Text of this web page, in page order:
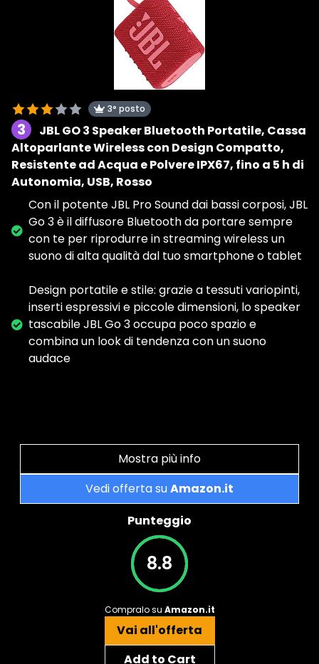
3° posto
3
JBL GO 3 Speaker Bluetooth Portatile, Cassa
Altoparlante Wireless con Design Compatto,
Resistente ad Acqua e Polvere IPX67, fino a 5 h di
Autonomia, USB, Rosso
Con il potente JBL Pro Sound dai bassi corposi, JBL
Go 3 è il diffusore Bluetooth da portare sempre
con te per riprodurre in streaming wireless un
suono di alta qualità dal tuo smartphone o tablet
Design portatile e stile: grazie a tessuti variopinti,
inserti espressivi e piccole dimensioni, lo speaker
tascabile JBL Go 3 occupa poco spazio e
combina un look di tendenza con un suono
audace
Mostra più info
Vedi offerta suAmazon.it
Punteggio
8.8
Compralo su Amazon.it
Vai all'offerta
Add to Cart